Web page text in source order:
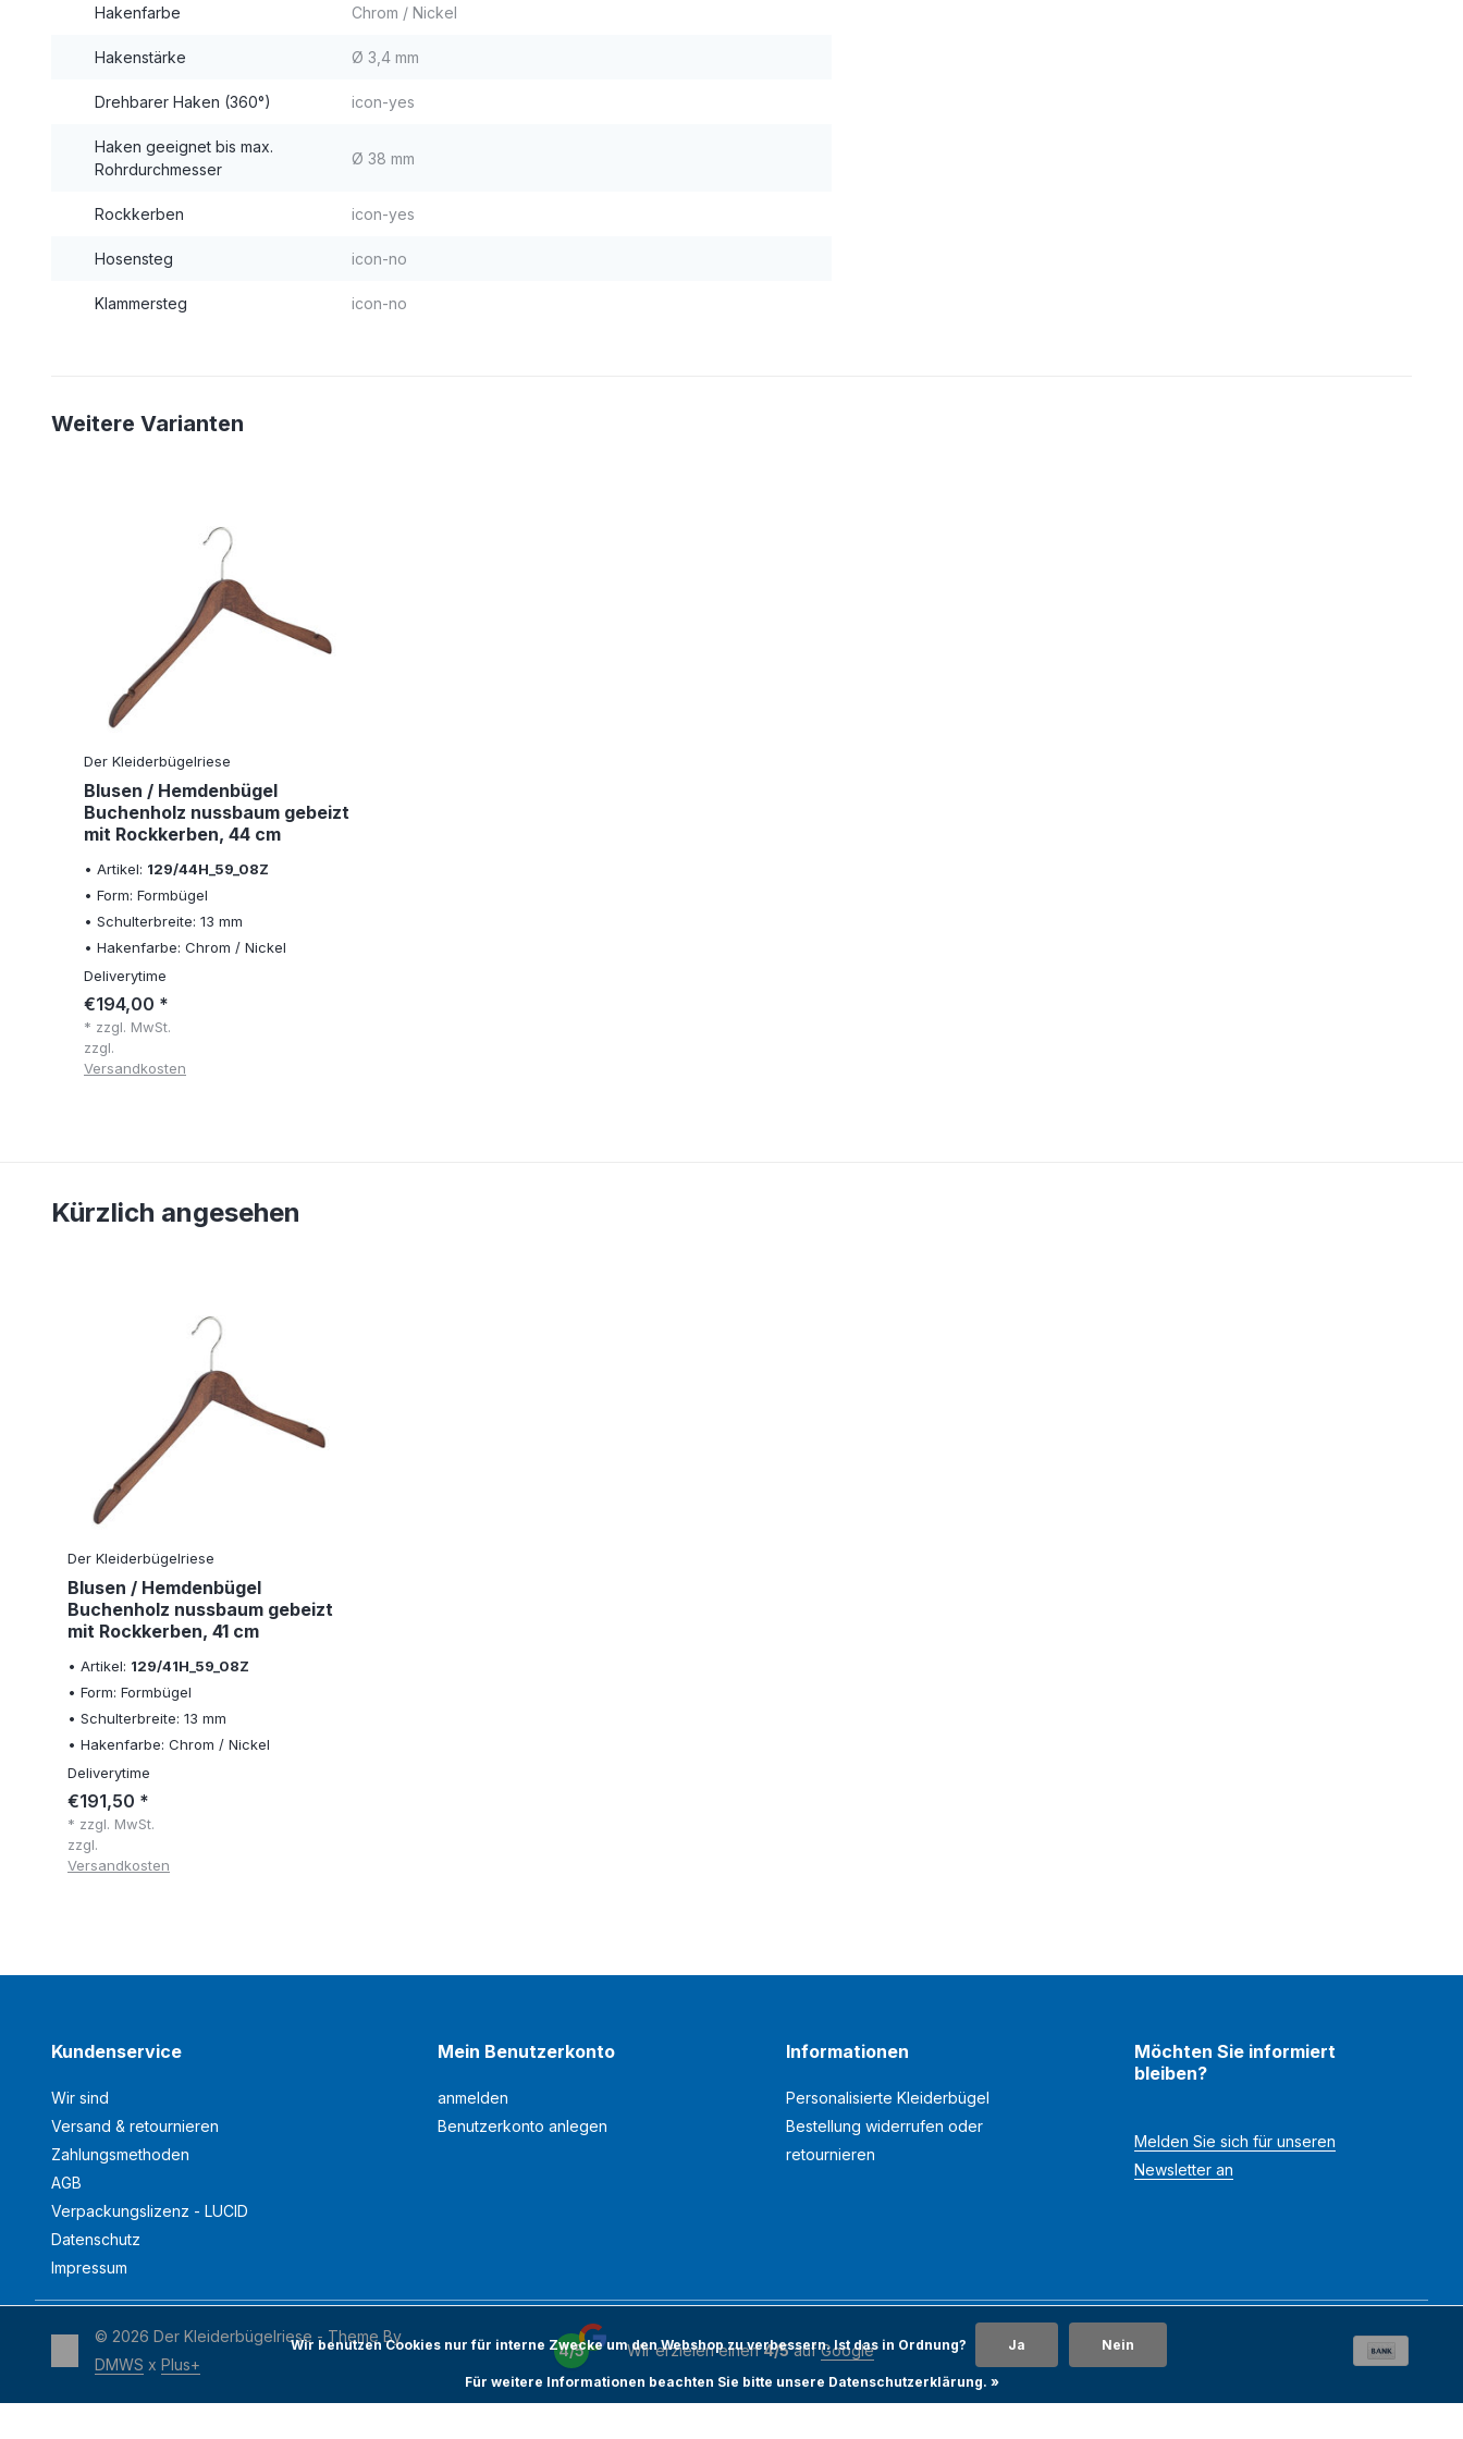
Hakenfarbe Chrom / Nickel
Hakenstärke Ø 3,4 mm
Drehbarer Haken (360°) icon-yes
Haken geeignet bis max.
Rohrdurchmesser
Ø 38 mm
Rockkerben icon-yes
Hosensteg icon-no
Klammersteg icon-no
Weitere Varianten
Der Kleiderbügelriese
Blusen / Hemdenbügel
Buchenholz nussbaum gebeizt
mit Rockkerben, 44 cm
• Artikel: 129/44H_59_08Z
• Form: Formbügel
• Schulterbreite: 13 mm
• Hakenfarbe: Chrom / Nickel
Deliverytime
€194,00 *
* zzgl. MwSt.
zzgl.
Versandkosten
Kürzlich angesehen
Der Kleiderbügelriese
Blusen / Hemdenbügel
Buchenholz nussbaum gebeizt
mit Rockkerben, 41 cm
• Artikel: 129/41H_59_08Z
• Form: Formbügel
• Schulterbreite: 13 mm
• Hakenfarbe: Chrom / Nickel
Deliverytime
€191,50 *
* zzgl. MwSt.
zzgl.
Versandkosten
Kundenservice
Wir sind
Versand & retournieren
Zahlungsmethoden
AGB
Verpackungslizenz - LUCID
Datenschutz
Impressum
Mein Benutzerkonto
anmelden
Benutzerkonto anlegen
Informationen
Personalisierte Kleiderbügel
Bestellung widerrufen oder
retournieren
Möchten Sie informiert
bleiben?
Melden Sie sich für unseren
Newsletter an
© 2026 Der Kleiderbügelriese - Theme By
DMWS xPlus+
4/5 Wir erzielen einen4/5aufGoogle
Wir benutzen Cookies nur für interne Zwecke um den Webshop zu verbessern. Ist das in Ordnung? Ja Nein
Für weitere Informationen beachten Sie bitte unsere Datenschutzerklärung. »